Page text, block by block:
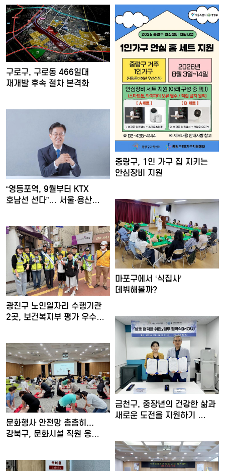
구로구, 구로동 466일대
재개발 후속 절차 본격화
중랑구, 1인 가구 집 지키는
안심장비 지원
“영등포역, 9월부터 KTX
호남선 선다”… 서울·용산…
마포구에서 ‘식집사’
데뷔해볼까?
광진구 노인일자리 수행기관
2곳, 보건복지부 평가 우수…
금천구, 중장년의 건강한 삶과
새로운 도전을 지원하기 …
문화행사 안전망 촘촘히...
강북구, 문화시설 직원 응…